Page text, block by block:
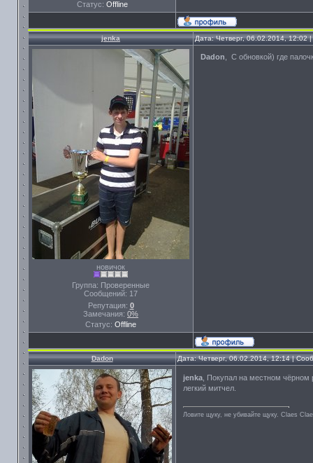
Статус: Offline
jenka Дата: Четверг, 06.02.2014,
новичок
Группа: Проверенные
Сообщений: 17
Репутация: 0
Замечания: 0%
Статус: Offline
Dadon , С обновкой) где
Dadon Дата: Четверг, 06.02.2014, 12:14 |
jenka , Покупал на местном
легкий митчел.
Ловите щуку, не убивайте щуку. Сlaes